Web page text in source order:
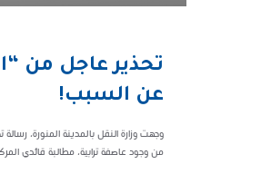
تحذير عاجل من
عن السبب!
وجهت وزارة النقل بالمدينة المنورة،
من وجود عاصفة ترابية، مطالبة قائدي